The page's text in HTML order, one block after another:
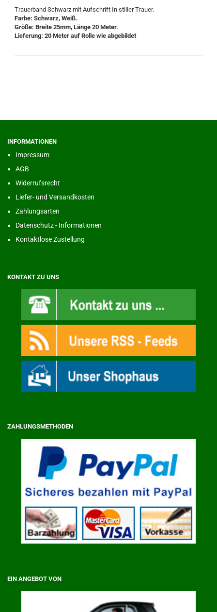
Trauerband Schwarz mit Aufschrift In stiller Trauer.
Farbe: Schwarz, Weiß.
Größe: Breite 25mm, Länge 20 Meter.
Lieferung: 20 Meter auf Rolle wie abgebildet
INFORMATIONEN
Impressum
AGB
Widerrufsrecht
Liefer- und Versandkosten
Zahlungsarten
Datenschutz - Informationen
Kontaktlose Zustellung
KONTAKT ZU UNS
ZAHLUNGSMETHODEN
EIN ANGEBOT VON